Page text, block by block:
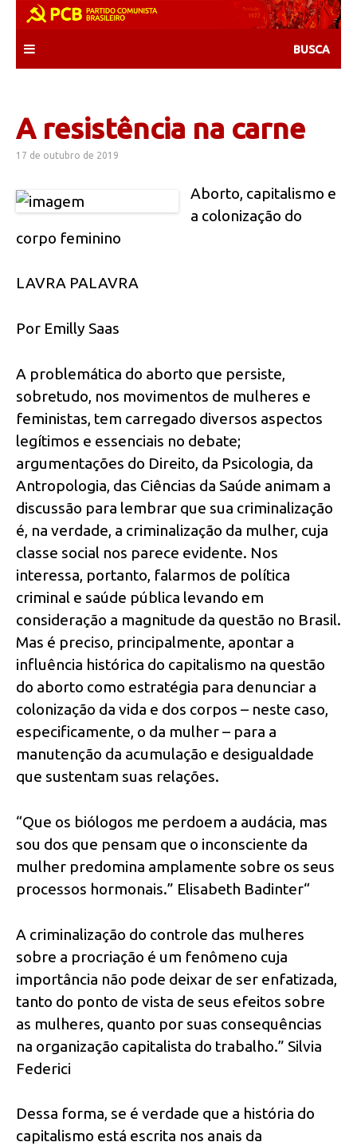
content
A resistência na carne
17 de outubro de 2019
Aborto, capitalismo e
a colonização do
corpo feminino
LAVRA PALAVRA
Por Emilly Saas
A problemática do aborto que persiste,
sobretudo, nos movimentos de mulheres e
feministas, tem carregado diversos aspectos
legítimos e essenciais no debate;
argumentações do Direito, da Psicologia, da
Antropologia, das Ciências da Saúde animam a
discussão para lembrar que sua criminalização
é, na verdade, a criminalização da mulher, cuja
classe social nos parece evidente. Nos
interessa, portanto, falarmos de política
criminal e saúde pública levando em
consideração a magnitude da questão no Brasil.
Mas é preciso, principalmente, apontar a
influência histórica do capitalismo na questão
do aborto como estratégia para denunciar a
colonização da vida e dos corpos – neste caso,
especificamente, o da mulher – para a
manutenção da acumulação e desigualdade
que sustentam suas relações.
“Que os biólogos me perdoem a audácia, mas
sou dos que pensam que o inconsciente da
mulher predomina amplamente sobre os seus
processos hormonais.” Elisabeth Badinter“
A criminalização do controle das mulheres
sobre a procriação é um fenômeno cuja
importância não pode deixar de ser enfatizada,
tanto do ponto de vista de seus efeitos sobre
as mulheres, quanto por suas consequências
na organização capitalista do trabalho.” Silvia
Federici
Dessa forma, se é verdade que a história do
capitalismo está escrita nos anais da